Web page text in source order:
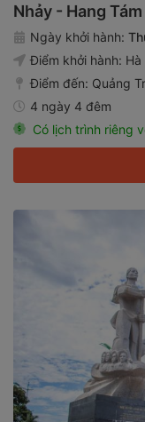
Nhảy - Hang Tám
Ngày khởi hành:
Điểm khởi hành: Hà
Điểm đến: Quảng
4 ngày 4 đêm
Có lịch trình riêng